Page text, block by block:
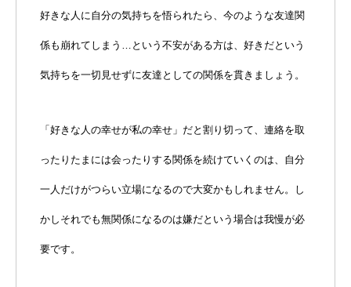
好きな人に自分の気持ちを悟られたら、今のような友達関
係も崩れてしまう…という不安がある方は、好きだという
気持ちを一切見せずに友達としての関係を貫きましょう。
「好きな人の幸せが私の幸せ」だと割り切って、連絡を取
ったりたまには会ったりする関係を続けていくのは、自分
一人だけがつらい立場になるので大変かもしれません。し
かしそれでも無関係になるのは嫌だという場合は我慢が必
要です。